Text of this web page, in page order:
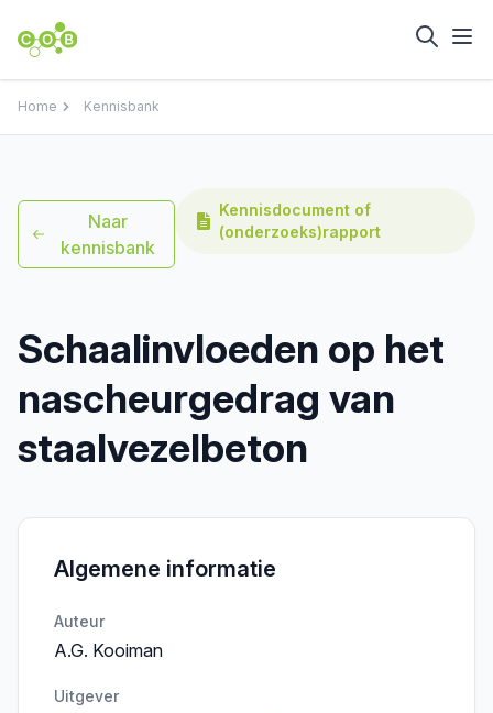
Home Kennisbank
Naar
kennisbank
Kennisdocument of
(onderzoeks)rapport
Schaalinvloeden op het
nascheurgedrag van
staalvezelbeton
Algemene informatie
Auteur
A.G. Kooiman
Uitgever